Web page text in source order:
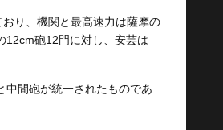
り、機関と最高速力は薩摩の
12cm砲12門に対し、安芸は
中間砲が統一されたものであ